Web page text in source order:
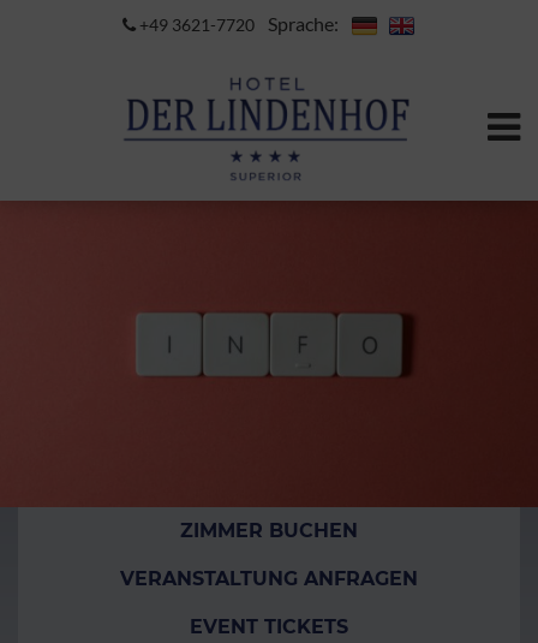
+49 3621-7720 Sprache:
ZIMMER BUCHEN
VERANSTALTUNG ANFRAGEN
EVENT TICKETS